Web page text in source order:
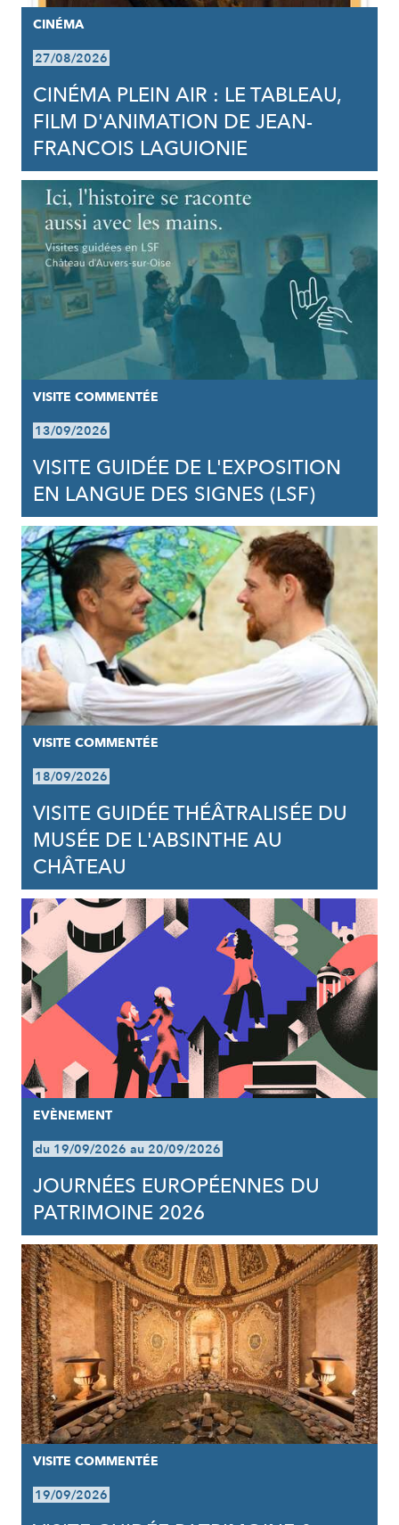
CINÉMA
27/08/2026
CINÉMA PLEIN AIR : LE TABLEAU,
FILM D'ANIMATION DE JEAN-
FRANCOIS LAGUIONIE
VISITE COMMENTÉE
13/09/2026
VISITE GUIDÉE DE L'EXPOSITION
EN LANGUE DES SIGNES (LSF)
VISITE COMMENTÉE
18/09/2026
VISITE GUIDÉE THÉÂTRALISÉE DU
MUSÉE DE L'ABSINTHE AU
CHÂTEAU
EVÈNEMENT
du 19/09/2026 au 20/09/2026
JOURNÉES EUROPÉENNES DU
PATRIMOINE 2026
VISITE COMMENTÉE
19/09/2026